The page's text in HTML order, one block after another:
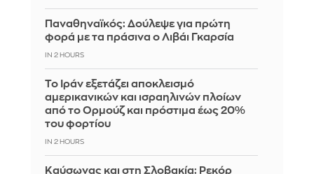
Παναθηναϊκός: Δούλεψε για πρώτη
φορά με τα πράσινα ο Λιβάι Γκαρσία
IN 2 HOURS
Το Ιράν εξετάζει αποκλεισμό
αμερικανικών και ισραηλινών πλοίων
από το Ορμούζ και πρόστιμα έως 20%
του φορτίου
IN 2 HOURS
Καύσωνας και στη Σλοβακία: Ρεκόρ